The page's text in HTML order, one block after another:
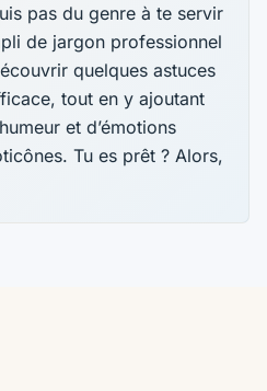
pas du genre à te servir
de jargon professionnel
quelques astuces
tout en y ajoutant
et d’émotions
Tu es prêt ? Alors,